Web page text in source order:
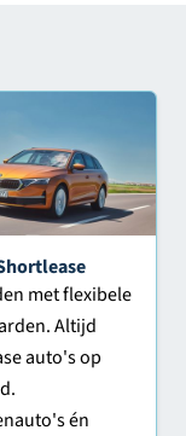
met flexibele
Altijd
auto's op
én